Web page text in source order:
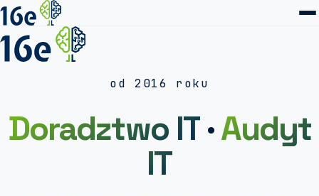
od 2016 roku
Doradztwo IT·Audyt
IT